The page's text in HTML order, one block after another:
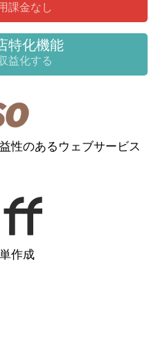
課金なし
特化機能
益化する
性のあるウェブサービス
作成